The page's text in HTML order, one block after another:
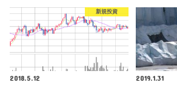
新規投資
2018.5.12
2019.1.31